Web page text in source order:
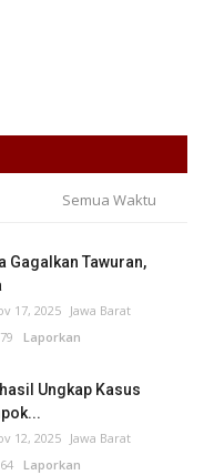
Semua Waktu
Gagalkan Tawuran,
17, 2025 Jawa Barat
79 Laporkan
Ungkap Kasus
12, 2025 Jawa Barat
64 Laporkan